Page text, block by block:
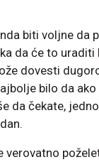
biti voljne da
da će to uraditi
dovesti
bilo da
da čekate,
verovatno